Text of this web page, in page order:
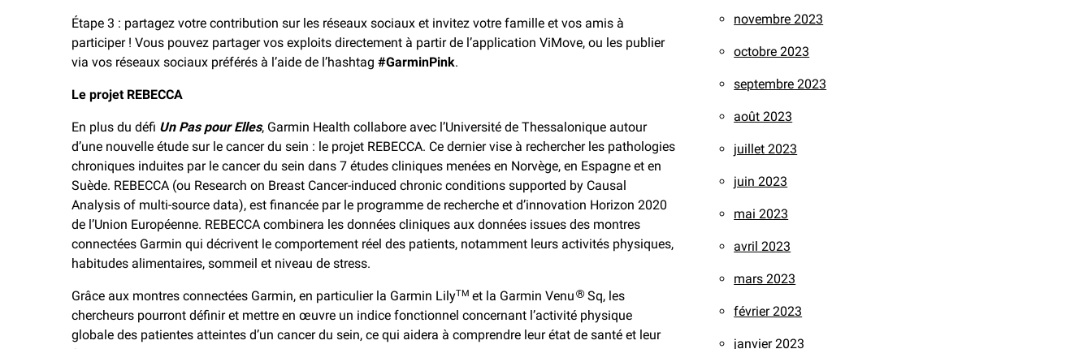
Étape 3 : partagez votre contribution sur les réseaux sociaux et invitez votre famille et vos amis à
participer ! Vous pouvez partager vos exploits directement à partir de l’application ViMove, ou les publier
via vos réseaux sociaux préférés à l’aide de l’hashtag #GarminPink.
Le projet REBECCA
En plus du défi Un Pas pour Elles, Garmin Health collabore avec l’Université de Thessalonique autour
d’une nouvelle étude sur le cancer du sein : le projet REBECCA. Ce dernier vise à rechercher les pathologies
chroniques induites par le cancer du sein dans 7 études cliniques menées en Norvège, en Espagne et en
Suède. REBECCA (ou Research on Breast Cancer-induced chronic conditions supported by Causal
Analysis of multi-source data), est financée par le programme de recherche et d’innovation Horizon 2020
de l’Union Européenne. REBECCA combinera les données cliniques aux données issues des montres
connectées Garmin qui décrivent le comportement réel des patients, notamment leurs activités physiques,
habitudes alimentaires, sommeil et niveau de stress.
Grâce aux montres connectées Garmin, en particulier la Garmin LilyTM et la Garmin Venu ® Sq, les
chercheurs pourront définir et mettre en œuvre un indice fonctionnel concernant l’activité physique
globale des patientes atteintes d’un cancer du sein, ce qui aidera à comprendre leur état de santé et leur
novembre 2023
octobre 2023
septembre 2023
août 2023
juillet 2023
juin 2023
mai 2023
avril 2023
mars 2023
février 2023
janvier 2023